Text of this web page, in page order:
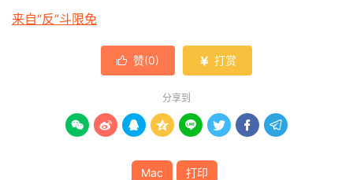
来自“反”斗限免
 赞(0)  打赏
分享到
       
Mac 打印